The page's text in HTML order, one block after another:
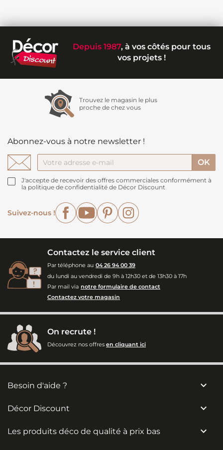
Depuis 1987, à vos côtés pour tous
vos projets !
Trouvez le magasin le plus
proche de chez vous
Abonnez-vous à notre newsletter !
J'accepte de recevoir des offres commerciales conformément à
la politique de confidentialité de Décor Discount
Suivez-nous !
FacebookYouTubePinterest
Contactez le service client
Par téléphone au 04 26 94 00 39
du lundi au vendredi de 9h à 12h30 et de 13h30 à 17h
Par mail via notre formulaire de contact
Contactez votre magasin
On recrute !
Découvrez nos offres en cliquant ici
Besoin d'aide ? 
Décor Discount 
Les produits déco de qualité à prix bas 